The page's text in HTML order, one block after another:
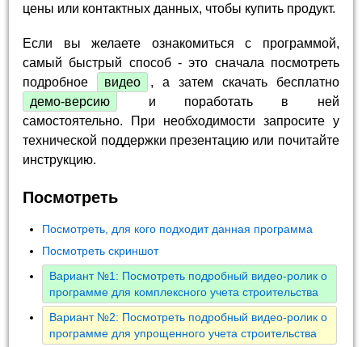
цены или контактных данных, чтобы купить продукт.
Если вы желаете ознакомиться с программой,
самый быстрый способ - это сначала посмотреть
подробное
видео
, а затем скачать бесплатно
демо-версию
и поработать в ней
самостоятельно. При необходимости запросите у
технической поддержки презентацию или почитайте
инструкцию.
Посмотреть
Посмотреть, для кого подходит данная программа
Посмотреть скриншот
Вариант №1: Посмотреть подробный видео-ролик о
программе для комплексного учета строительства
Вариант №2: Посмотреть подробный видео-ролик о
программе для упрощенного учета строительства